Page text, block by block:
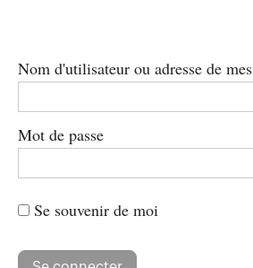
Nom d'utilisateur ou adresse de
Mot de passe
Se souvenir de moi